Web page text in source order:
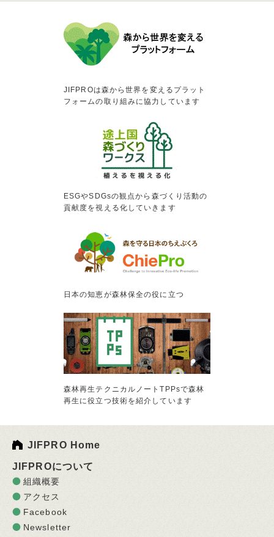
JIFPROは森から世界を変えるプラット
フォームの取り組みに協力しています
ESGやSDGsの観点から森づくり活動の
貢献度を視える化していきます
日本の知恵が森林保全の役に立つ
森林再生テクニカルノートTPPsで森林
再生に役立つ技術を紹介しています
JIFPRO Home
JIFPROについて
組織概要
アクセス
Facebook
Newsletter